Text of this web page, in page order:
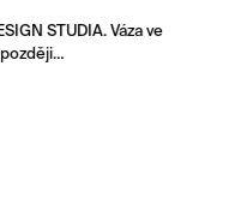
STUDIA. Váza ve